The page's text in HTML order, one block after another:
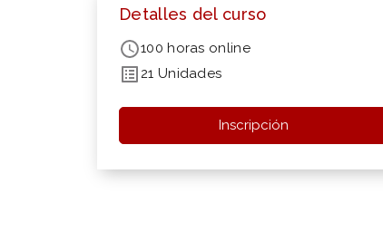
Detalles del curso
100 horas online
21 Unidades
Inscripción